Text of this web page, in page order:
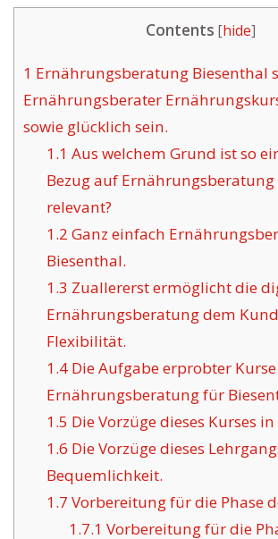
Contents [hide]
1 Ernährungsberatung Biesenthal
Ernährungsberater
sowie glücklich sein.
1.1 Aus welchem Grund ist so
Bezug auf
relevant?
1.2 Ganz einfach
Biesenthal.
1.3 Zuallererst ermöglicht die
Ernährungsberatung dem
Flexibilität.
1.4Die Aufgabe erprobter
Ernährungsberatung für
1.5 Die Vorzüge dieses Kurses
1.6 Die Vorzüge dieses
Bequemlichkeit.
1.7 Vorbereitung für die Phase
1.7.1 Vorbereitung für die